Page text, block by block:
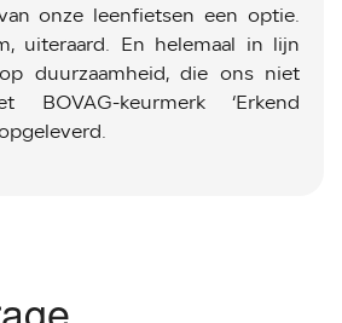
onze leenfietsen een optie.
uiteraard. En helemaal in lijn
duurzaamheid, die ons niet
keurmerk ‘Erkend